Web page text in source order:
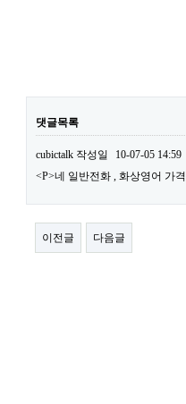
댓글목록
cubictalk 작성일
10-07-05 14:59
<P>네 일반전화 , 화상영어 가
이전글 다음글